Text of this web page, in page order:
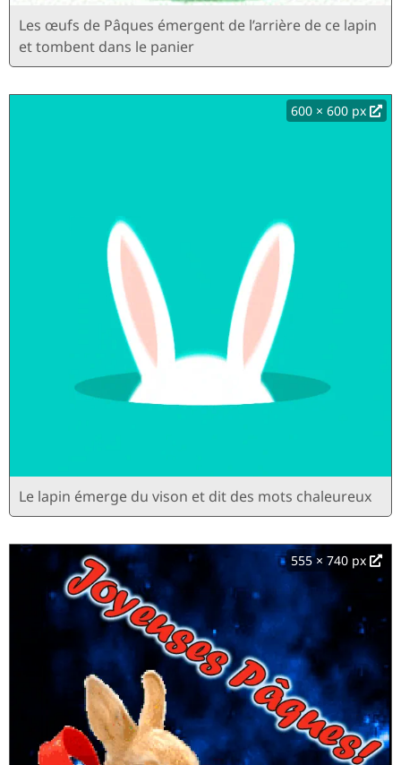
Les œufs de Pâques émergent de l’arrière de ce lapin
et tombent dans le panier
600 × 600 px
Le lapin émerge du vison et dit des mots chaleureux
555 × 740 px